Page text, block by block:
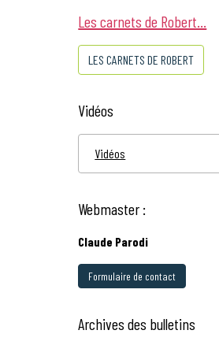
Les carnets de Robert...
LES CARNETS DE ROBERT
Vidéos
Vidéos
Webmaster :
Claude Parodi
Formulaire de contact
Archives des bulletins